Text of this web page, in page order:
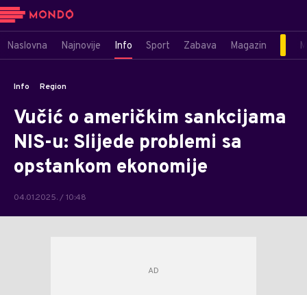
Naslovna Najnovije Info Sport Zabava Magazin
Info Region
Vučić o američkim sankcijama
NIS-u: Slijede problemi sa
opstankom ekonomije
04.01.2025. / 10:48